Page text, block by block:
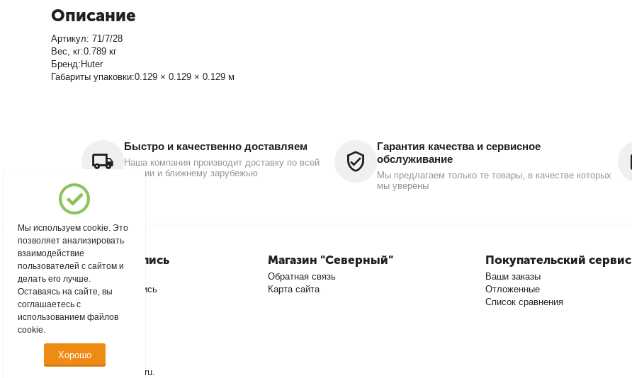
Описание
Артикул: 71/7/28
Вес, кг:0.789 кг
Бренд:Huter
Габариты упаковки:0.129 × 0.129 × 0.129 м
Быстро и качественно доставляем
Наша компания производит доставку по всей
России и ближнему зарубежью
Гарантия качества и сервисное
обслуживание
Мы предлагаем только те товары, в качестве которых
мы уверены
Моя учетная запись
Войти
Создать учетную запись
Магазин "Северный"
Обратная связь
Карта сайта
Покупательский сервис
Ваши заказы
Отложенные
Список сравнения
© 2004 - 2026 msever.ru.
Мы используем cookie. Это
позволяет анализировать
взаимодействие
пользователей с сайтом и
делать его лучше.
Оставаясь на сайте, вы
соглашаетесь с
использованием файлов
cookie.
Хорошо